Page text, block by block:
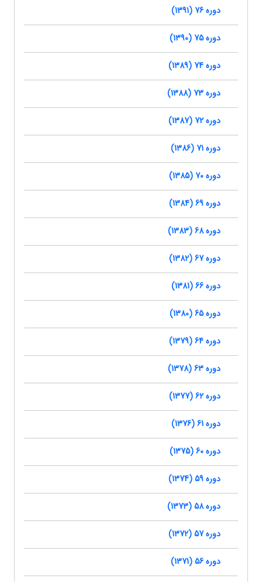
دوره 76 (1391)
دوره 75 (1390)
دوره 74 (1389)
دوره 73 (1388)
دوره 72 (1387)
دوره 71 (1386)
دوره 70 (1385)
دوره 69 (1384)
دوره 68 (1383)
دوره 67 (1382)
دوره 66 (1381)
دوره 65 (1380)
دوره 64 (1379)
دوره 63 (1378)
دوره 62 (1377)
دوره 61 (1376)
دوره 60 (1375)
دوره 59 (1374)
دوره 58 (1373)
دوره 57 (1372)
دوره 56 (1371)